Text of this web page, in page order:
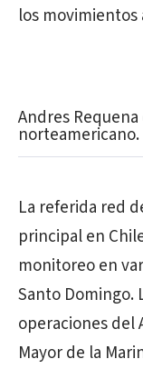
los movimientos
Andres
norteamericano.
La referida red
principal en
monitoreo en
Santo Domingo.
operaciones del
Mayor de la